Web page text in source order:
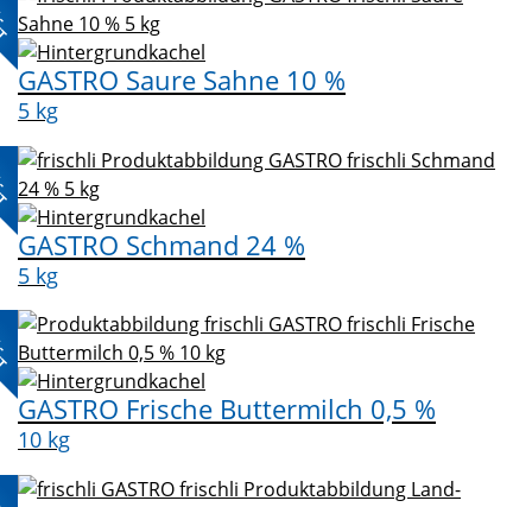
GASTRO Saure Sahne 10 %
5 kg
GASTRO Schmand 24 %
5 kg
GASTRO Frische Buttermilch 0,5 %
10 kg